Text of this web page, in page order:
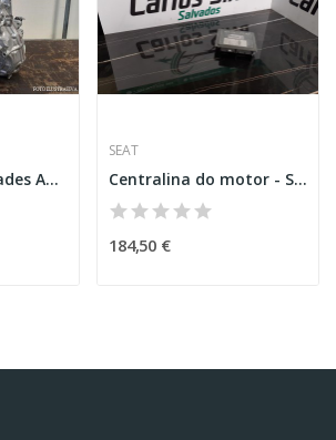
Caixa de Velocidades Automática – CITROEN C3...
SEAT
Centralina do motor - Seat Ateca
184,50 €